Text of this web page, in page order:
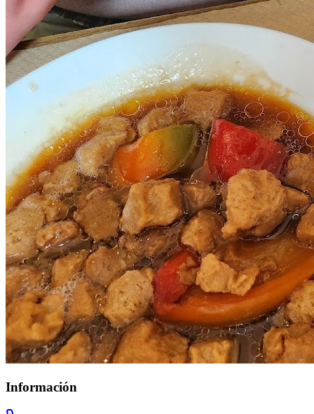
Información